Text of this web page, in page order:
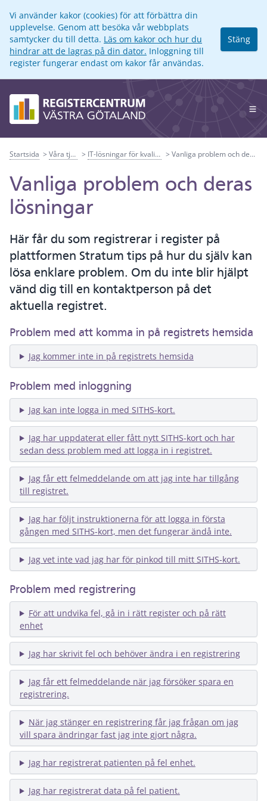
Vi använder kakor (cookies) för att förbättra din
upplevelse. Genom att besöka vår webbplats
samtycker du till detta. Läs om kakor och hur du
hindrar att de lagras på din dator. Inloggning till
register fungerar endast om kakor får användas.
Stäng
Startsida Våra tjänster IT-lösningar för kvalitetsregister Vanliga problem och deras lösningar
Vanliga problem och deras
lösningar
Här får du som registrerar i register på
plattformen Stratum tips på hur du själv kan
lösa enklare problem. Om du inte blir hjälpt
vänd dig till en kontaktperson på det
aktuella registret.
Problem med att komma in på registrets hemsida
Jag kommer inte in på registrets hemsida
Problem med inloggning
Jag kan inte logga in med SITHS-kort.
Jag har uppdaterat eller fått nytt SITHS-kort och har
sedan dess problem med att logga in i registret.
Jag får ett felmeddelande om att jag inte har tillgång
till registret.
Jag har följt instruktionerna för att logga in första
gången med SITHS-kort, men det fungerar ändå inte.
Jag vet inte vad jag har för pinkod till mitt SITHS-kort.
Problem med registrering
För att undvika fel, gå in i rätt register och på rätt
enhet
Jag har skrivit fel och behöver ändra i en registrering
Jag får ett felmeddelande när jag försöker spara en
registrering.
När jag stänger en registrering får jag frågan om jag
vill spara ändringar fast jag inte gjort några.
Jag har registrerat patienten på fel enhet.
Jag har registrerat data på fel patient.